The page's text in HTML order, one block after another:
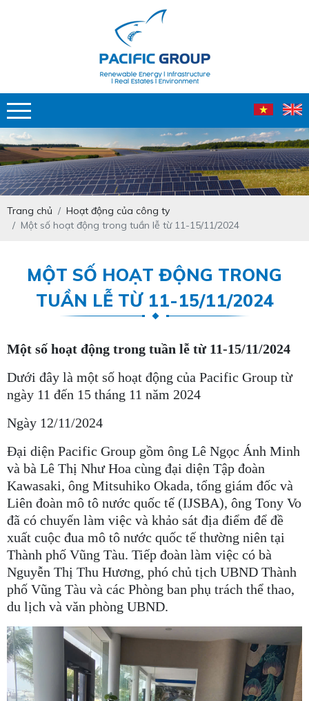
Trang chủ
Hoạt động của công ty
Một số hoạt động trong tuần lễ từ 11-15/11/2024
MỘT SỐ HOẠT ĐỘNG TRONG
TUẦN LỄ TỪ 11-15/11/2024
Một số hoạt động trong tuần lễ từ 11-15/11/2024
Dưới đây là một số hoạt động của Pacific Group từ
ngày 11 đến 15 tháng 11 năm 2024
Ngày 12/11/2024
Đại diện Pacific Group gồm ông Lê Ngọc Ánh Minh
và bà Lê Thị Như Hoa cùng đại diện Tập đoàn
Kawasaki, ông Mitsuhiko Okada, tổng giám đốc và
Liên đoàn mô tô nước quốc tế (IJSBA), ông Tony Vo
đã có chuyến làm việc và khảo sát địa điểm để đề
xuất cuộc đua mô tô nước quốc tế thường niên tại
Thành phố Vũng Tàu. Tiếp đoàn làm việc có bà
Nguyễn Thị Thu Hương, phó chủ tịch UBND Thành
phố Vũng Tàu và các Phòng ban phụ trách thể thao,
du lịch và văn phòng UBND.